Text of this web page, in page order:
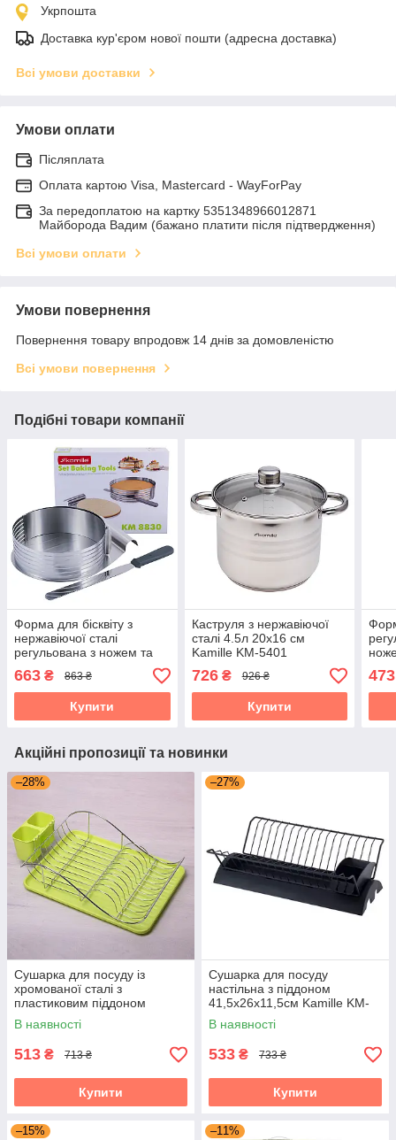
Укрпошта
Доставка кур'єром нової пошти (адресна доставка)
Всі умови доставки
Умови оплати
Післяплата
Оплата картою Visa, Mastercard - WayForPay
За передоплатою на картку 5351348966012871
Майборода Вадим (бажано платити після підтвердження)
Всі умови оплати
Умови повернення
Повернення товару впродовж 14 днів за домовленістю
Всі умови повернення
Подібні товари компанії
Форма для бісквіту з
нержавіючої сталі
регульована з ножем та
підносом (24,5-33 см)
Kamille KM-8830
663 ₴ 863 ₴
Купити
Каструля з нержавіючої
сталі 4.5л 20х16 см
Kamille KM-5401
726₴ 926 ₴
Купити
473
Акційні пропозиції та новинки
–28%
Сушарка для посуду із
хромованої сталі з
пластиковим піддоном
52х32х13см Kamille KM-
0761A
В наявності
513 ₴ 713 ₴
Купити
–27%
Сушарка для посуду
настільна з піддоном
41,5х26х11,5см Kamille KM-
0769C
В наявності
533 ₴ 733 ₴
Купити
–15% –11%